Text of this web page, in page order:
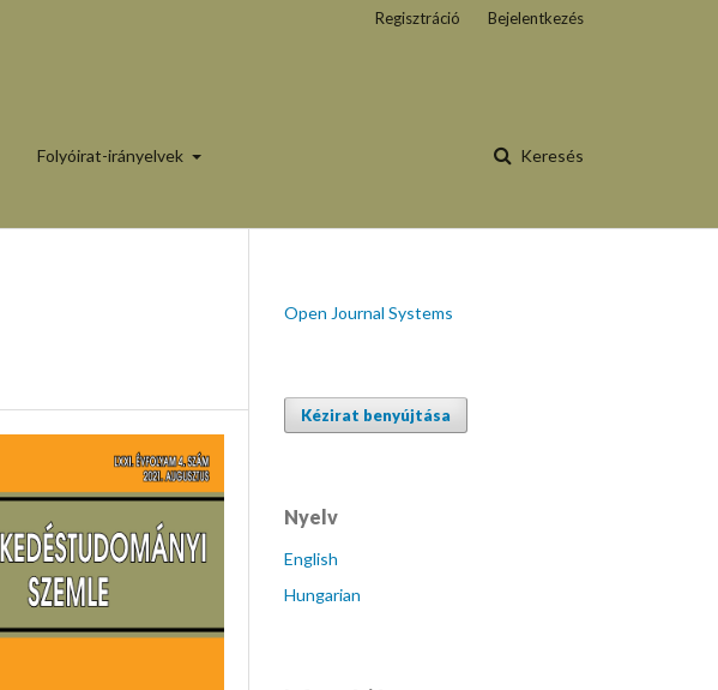
Folyóirat-irányelvek Keresés
Regisztráció Bejelentkezés
Open Journal Systems
Kézirat benyújtása
Nyelv
English
Hungarian